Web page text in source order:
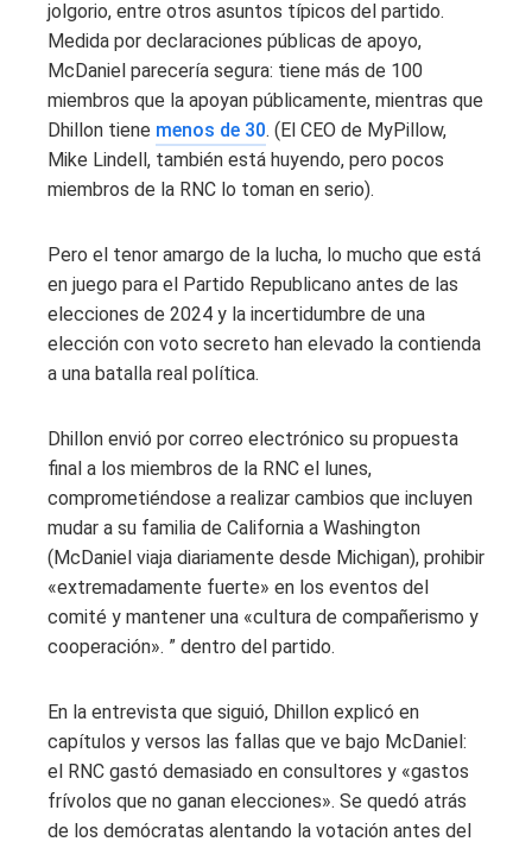
jolgorio, entre otros asuntos típicos del partido.
Medida por declaraciones públicas de apoyo,
McDaniel parecería segura: tiene más de 100
miembros que la apoyan públicamente, mientras que
Dhillon tiene menos de 30. (El CEO de MyPillow,
Mike Lindell, también está huyendo, pero pocos
miembros de la RNC lo toman en serio).
Pero el tenor amargo de la lucha, lo mucho que está
en juego para el Partido Republicano antes de las
elecciones de 2024 y la incertidumbre de una
elección con voto secreto han elevado la contienda
a una batalla real política.
Dhillon envió por correo electrónico su propuesta
final a los miembros de la RNC el lunes,
comprometiéndose a realizar cambios que incluyen
mudar a su familia de California a Washington
(McDaniel viaja diariamente desde Michigan), prohibir
«extremadamente fuerte» en los eventos del
comité y mantener una «cultura de compañerismo y
cooperación». ” dentro del partido.
En la entrevista que siguió, Dhillon explicó en
capítulos y versos las fallas que ve bajo McDaniel:
el RNC gastó demasiado en consultores y «gastos
frívolos que no ganan elecciones». Se quedó atrás
de los demócratas alentando la votación antes del